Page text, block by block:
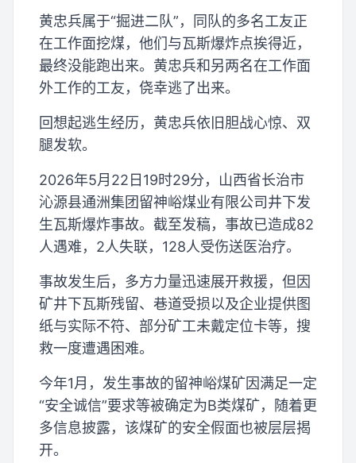
黄忠兵属于“掘进二队”，同队的多名工友正
在工作面挖煤，他们与瓦斯爆炸点挨得近，
最终没能跑出来。黄忠兵和另两名在工作面
外工作的工友，侥幸逃了出来。
回想起逃生经历，黄忠兵依旧胆战心惊、双
腿发软。
2026年5月22日19时29分，山西省长治市
沁源县通洲集团留神峪煤业有限公司井下发
生瓦斯爆炸事故。截至发稿，事故已造成82
人遇难，2人失联，128人受伤送医治疗。
事故发生后，多方力量迅速展开救援，但因
矿井下瓦斯残留、巷道受损以及企业提供图
纸与实际不符、部分矿工未戴定位卡等，搜
救一度遭遇困难。
今年1月，发生事故的留神峪煤矿因满足一定
“安全诚信”要求等被确定为B类煤矿，随着更
多信息披露，该煤矿的安全假面也被层层揭
开。